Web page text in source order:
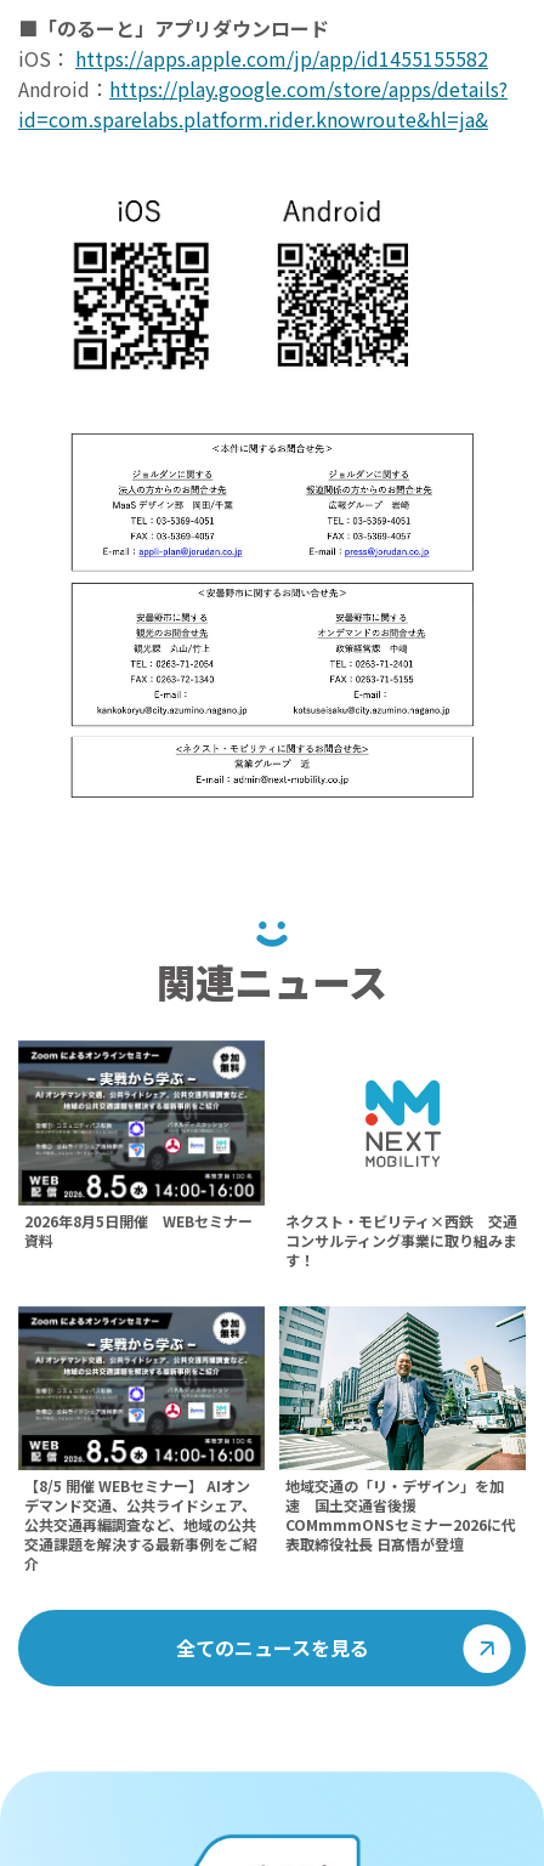
■「のるーと」アプリダウンロード
iOS： https://apps.apple.com/jp/app/id1455155582
Android： https://play.google.com/store/apps/details?
id=com.sparelabs.platform.rider.knowroute&hl=ja&
関連ニュース
2026年8月5日開催 WEBセミナー
資料
ネクスト・モビリティ×西鉄 交通
コンサルティング事業に取り組みま
す！
【8/5 開催 WEBセミナー】 AIオン
デマンド交通、公共ライドシェア、
公共交通再編調査など、地域の公共
交通課題を解決する最新事例をご紹
介
地域交通の「リ・デザイン」を加
速 国土交通省後援
COMmmmONSセミナー2026に代
表取締役社長 日髙悟が登壇
全てのニュースを見る